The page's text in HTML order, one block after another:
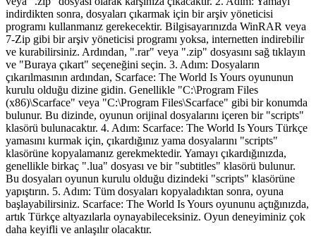
indirdikten sonra, dosyaları çıkarmak için bir arşiv yöneticisi
programı kullanmanız gerekecektir. Bilgisayarınızda WinRAR veya
7-Zip gibi bir arşiv yöneticisi programı yoksa, internetten indirebilir
ve kurabilirsiniz. Ardından, ".rar" veya ".zip" dosyasını sağ tıklayın
ve "Buraya çıkart" seçeneğini seçin. 3. Adım: Dosyaların
çıkarılmasının ardından, Scarface: The World Is Yours oyununun
kurulu olduğu dizine gidin. Genellikle "C:\Program Files
(x86)\Scarface" veya "C:\Program Files\Scarface" gibi bir konumda
bulunur. Bu dizinde, oyunun orijinal dosyalarını içeren bir "scripts"
klasörü bulunacaktır. 4. Adım: Scarface: The World Is Yours Türkçe
yamasını kurmak için, çıkardığınız yama dosyalarını "scripts"
klasörüne kopyalamanız gerekmektedir. Yamayı çıkardığınızda,
genellikle birkaç ".lua" dosyası ve bir "subtitles" klasörü bulunur.
Bu dosyaları oyunun kurulu olduğu dizindeki "scripts" klasörüne
yapıştırın. 5. Adım: Tüm dosyaları kopyaladıktan sonra, oyuna
başlayabilirsiniz. Scarface: The World Is Yours oyununu açtığınızda,
artık Türkçe altyazılarla oynayabileceksiniz. Oyun deneyiminiz çok
daha keyifli ve anlaşılır olacaktır.